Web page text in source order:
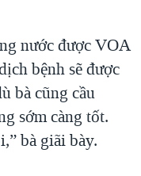
nước được VOA
bệnh sẽ được
bà cũng cầu
sớm càng tốt.
bà giãi bày.